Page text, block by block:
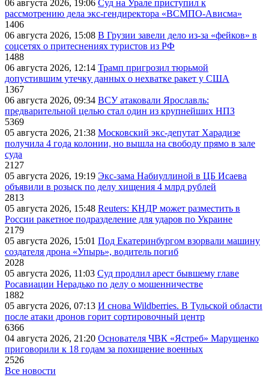
06 августа 2026, 19:06 Суд на Урале приступил к
рассмотрению дела экс-гендиректора «ВСМПО-Ависма»
1406
06 августа 2026, 15:08 В Грузии завели дело из-за «фейков» в
соцсетях о притеснениях туристов из РФ
1488
06 августа 2026, 12:14 Трамп пригрозил тюрьмой
допустившим утечку данных о нехватке ракет у США
1367
06 августа 2026, 09:34 ВСУ атаковали Ярославль:
предварительной целью стал один из крупнейших НПЗ
5369
05 августа 2026, 21:38 Московский экс-депутат Харадизе
получила 4 года колонии, но вышла на свободу прямо в зале
суда
2127
05 августа 2026, 19:19 Экс-зама Набиуллиной в ЦБ Исаева
объявили в розыск по делу хищения 4 млрд рублей
2813
05 августа 2026, 15:48 Reuters: КНДР может разместить в
России ракетное подразделение для ударов по Украине
2179
05 августа 2026, 15:01 Под Екатеринбургом взорвали машину
создателя дрона «Упырь», водитель погиб
2028
05 августа 2026, 11:03 Суд продлил арест бывшему главе
Росавиации Нерадько по делу о мошенничестве
1882
05 августа 2026, 07:13 И снова Wildberries. В Тульской области
после атаки дронов горит сортировочный центр
6366
04 августа 2026, 21:20 Основателя ЧВК «Ястреб» Марущенко
приговорили к 18 годам за похищение военных
2526
Все новости